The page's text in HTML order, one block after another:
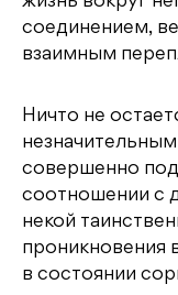
соединением,
взаимным
Ничто не
совершенно
соотношении с
некой
проникновения
в состоянии